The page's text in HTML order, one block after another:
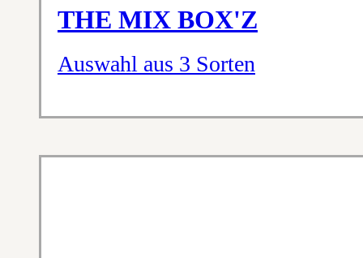
THE MIX BOX'Z
Auswahl aus 3 Sorten